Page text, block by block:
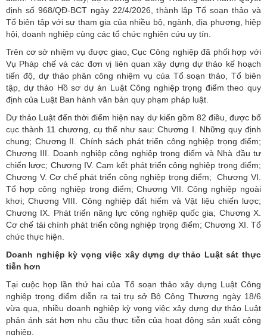
định số 968/QĐ-BCT ngày 22/4/2026, thành lập Tổ soạn thảo và
Tổ biên tập với sự tham gia của nhiều bộ, ngành, địa phương, hiệp
hội, doanh nghiệp cùng các tổ chức nghiên cứu uy tín.
Trên cơ sở nhiệm vụ được giao,Cục Công nghiệpđã phối hợp với
Vụ Pháp chế và các đơn vị liên quan xây dựng dự thảo kế hoạch
tiến độ, dự thảo phân công nhiệm vụ của Tổ soạn thảo, Tổ biên
tập, dự thảo Hồ sơ dự án Luật Công nghiệp trọng điểm theo quy
định của Luật Ban hành văn bản quy phạm pháp luật.
Dự thảo Luật đến thời điểm hiện nay dự kiến gồm 82 điều, được bố
cục thành 11 chương, cụ thể như sau: Chương I. Những quy định
chung; Chương II. Chính sách phát triển công nghiệp trọng điểm;
Chương III. Doanh nghiệp công nghiệp trọng điểm và Nhà đầu tư
chiến lược; Chương IV. Cam kết phát triển công nghiệp trọng điểm;
Chương V. Cơ chế phát triển công nghiệp trọng điểm; Chương VI.
Tổ hợp công nghiệp trọng điểm; Chương VII. Công nghiệp ngoài
khơi; Chương VIII. Công nghiệp đất hiếm và Vật liệu chiến lược;
Chương IX. Phát triển năng lực công nghiệp quốc gia; Chương X.
Cơ chế tài chính phát triển công nghiệp trọng điểm; Chương XI. Tổ
chức thực hiện.
Doanh nghiệp kỳ vọng việc xây dựng dự thảo Luật sát thực
tiễn hơn
Tại cuộc họp lần thứ hai của Tổ soạn thảo xây dựng Luật Công
nghiệp trọng điểm diễn ra tại trụ sở Bộ Công Thương ngày 18/6
vừa qua, nhiều doanh nghiệp kỳ vọng việc xây dựng dự thảo Luật
phản ánh sát hơn nhu cầu thực tiễn của hoạt động sản xuất công
nghiệp.